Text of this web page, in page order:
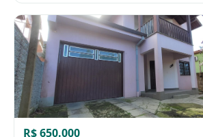
R$ 650.000